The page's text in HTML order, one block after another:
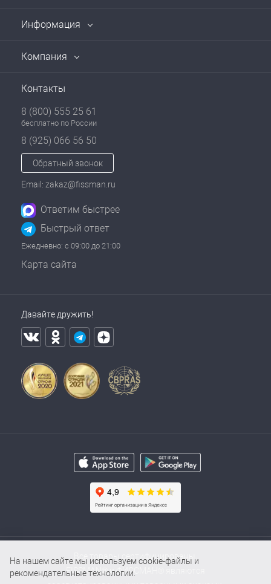
Информация
Компания
Контакты
8 (800) 555 25 61
бесплатно по России
8 (925) 066 56 50
Обратный звонок
Email: zakaz@fissman.ru
Ответим быстрее
Быстрый ответ
Ежедневно: с 09:00 до 21:00
Карта сайта
Давайте дружить!
Все товары сертифицированы.
FISSMAN® и ФИССМАН® являются
На нашем сайте мы используем cookie-файлы и
рекомендательные технологии.